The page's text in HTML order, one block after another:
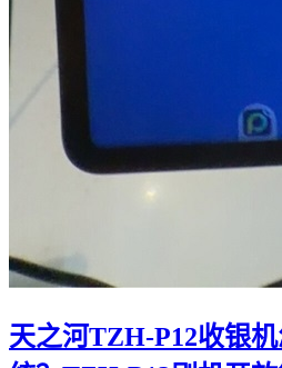
天之河TZH-P12收银